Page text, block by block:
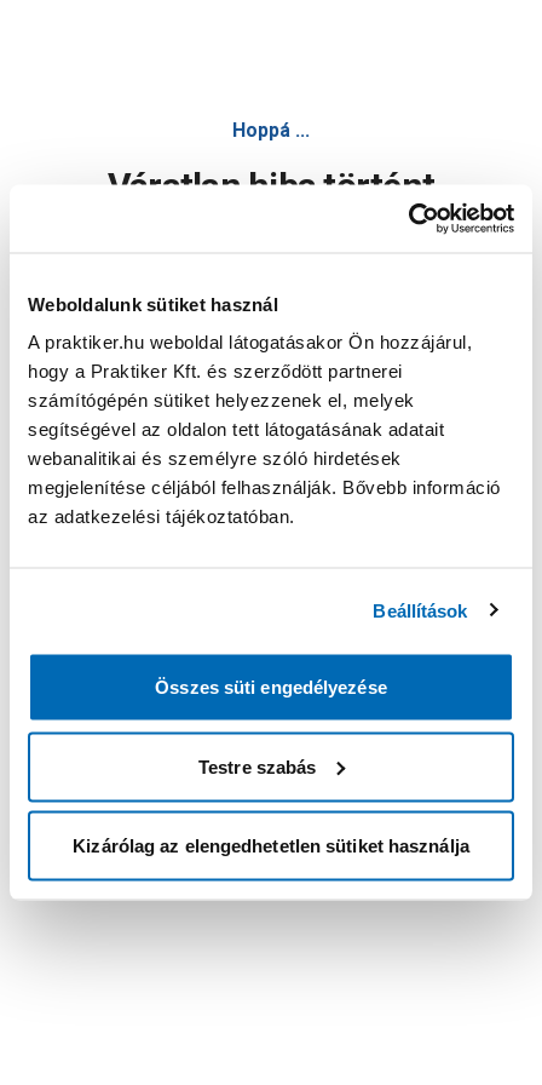
Weboldalunk sütiket használ
A praktiker.hu weboldal látogatásakor Ön hozzájárul,
hogy a Praktiker Kft. és szerződött partnerei
számítógépén sütiket helyezzenek el, melyek
segítségével az oldalon tett látogatásának adatait
webanalitikai és személyre szóló hirdetések
megjelenítése céljából felhasználják. Bővebb információ
az adatkezelési tájékoztatóban.
Beállítások
Összes süti engedélyezése
Testre szabás
Kizárólag az elengedhetetlen sütiket használja
Hoppá ...
Váratlan hiba történt
Oldal újratöltése